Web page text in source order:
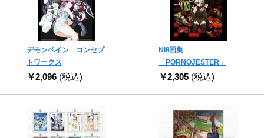
デモンベイン コンセプ
トワークス
￥2,096 (税込)
Niθ画集
「PORNOJESTER」
￥2,305 (税込)